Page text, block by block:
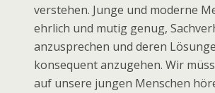
verstehen. Junge und moderne
ehrlich und mutig genug,
anzusprechen und deren
konsequent anzugehen. Wir
auf unsere jungen Menschen